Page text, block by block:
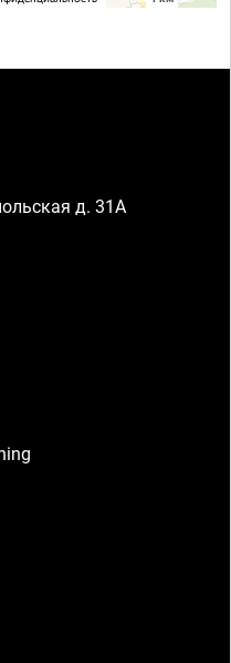
д. 31А